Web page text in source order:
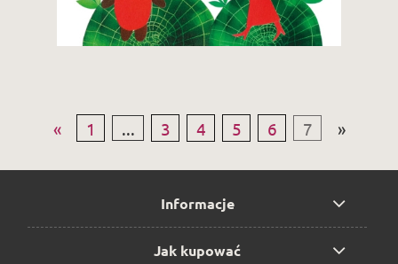
19,90 zł
Zobacz i kup
« 1 ... 3 4 5 6 7 »
Informacje
Jak kupować